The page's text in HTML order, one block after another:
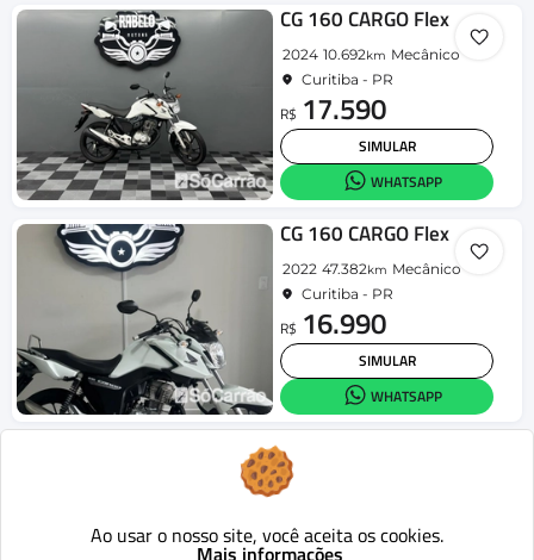
CG 160 CARGO Flex
2024 10.692km Mecânico
Curitiba - PR
R$ 17.590
SIMULAR
WHATSAPP
CG 160 CARGO Flex
2022 47.382km Mecânico
Curitiba - PR
R$ 16.990
SIMULAR
WHATSAPP
CG 160 CARGO Flex
2026
R$ 22.200
Ao usar o nosso site, você aceita os cookies.
Mais informações